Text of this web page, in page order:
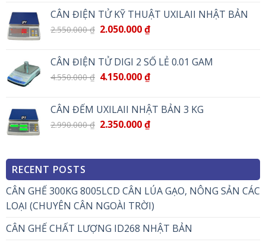
CÂN ĐIỆN TỬ KỸ THUẬT UXILAII NHẬT BẢN
2.550.000₫ 2.050.000₫
CÂN ĐIỆN TỬ DIGI 2 SỐ LẺ 0.01 GAM
4.550.000₫ 4.150.000₫
CÂN ĐẾM UXILAII NHẬT BẢN 3 KG
2.990.000₫ 2.350.000₫
RECENT POSTS
CÂN GHẾ 300KG 8005LCD CÂN LÚA GẠO, NÔNG SẢN CÁC
LOẠI (CHUYÊN CÂN NGOÀI TRỜI)
CÂN GHẾ CHẤT LƯỢNG ID268 NHẬT BẢN